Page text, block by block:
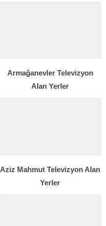
Armağanevler Televizyon
Alan Yerler
Aziz Mahmut Televizyon Alan
Yerler